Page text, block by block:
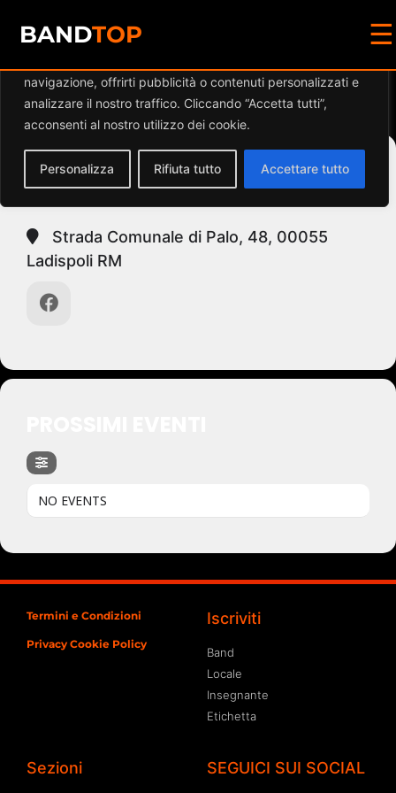
Diamo valore alla tua privacy
navigazione, offrirti pubblicità o contenuti personalizzati e
analizzare il nostro traffico. Cliccando “Accetta tutti”,
acconsenti al nostro utilizzo dei cookie.
Personalizza Rifiuta tutto Accettare tutto
BANDTOP ☰
Events at this location
BOSCO DI PALO LAZIALE
Strada Comunale di Palo, 48, 00055
Ladispoli RM
NO EVENTS
Termini e Condizioni
Privacy Cookie Policy
Iscriviti
Band
Locale
Insegnante
Etichetta
Sezioni SEGUICI SUI SOCIAL